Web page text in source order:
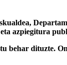
azpiegitura
behar dituzte.